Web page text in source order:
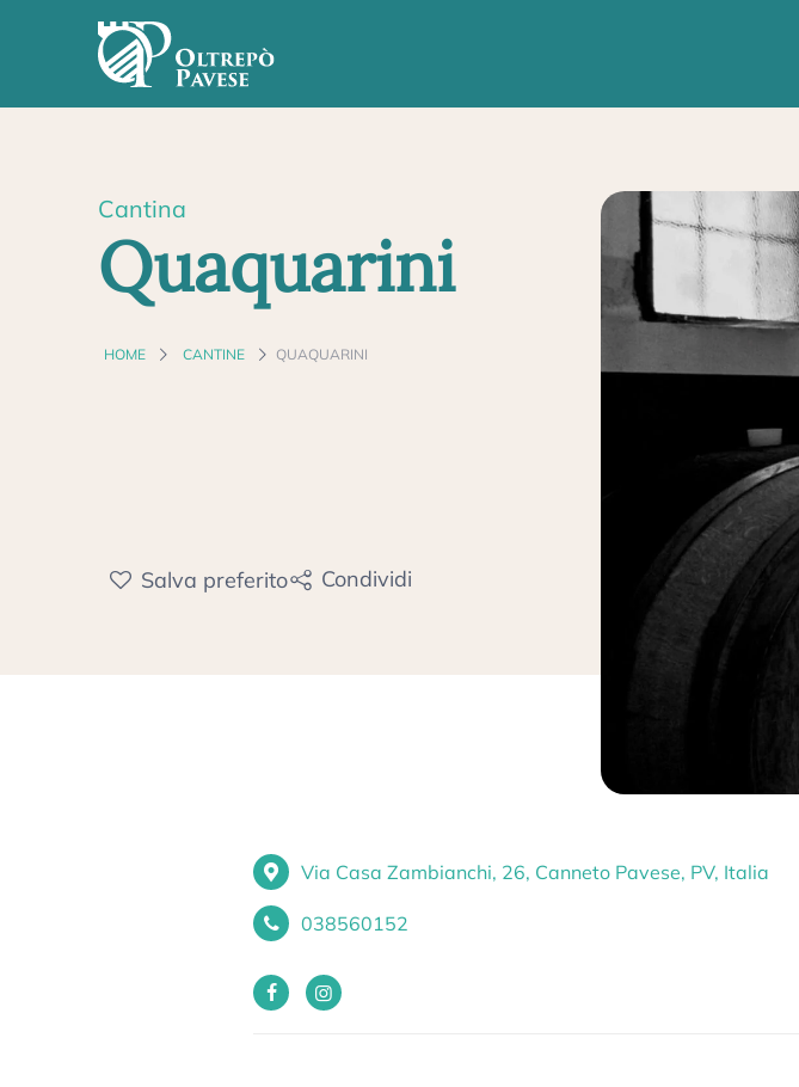
Cantina
Quaquarini
HOME CANTINE QUAQUARINI
Salva preferito Condividi
Via Casa Zambianchi, 26, Canneto Pavese, PV, Italia
038560152